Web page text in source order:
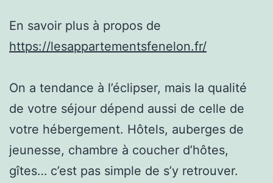
En savoir plus à propos de
https://lesappartementsfenelon.fr/
On a tendance à l’éclipser, mais la qualité
de votre séjour dépend aussi de celle de
votre hébergement. Hôtels, auberges de
jeunesse, chambre à coucher d’hôtes,
gîtes… c’est pas simple de s’y retrouver.